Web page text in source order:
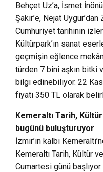
Behçet Uz’a, İsmet
Şakir’e, Nejat
Cumhuriyet tarihinin
Kültürpark’ın sanat
geçmişin eğlence
türden 7 bini aşkın bitki
bilgi edinebiliyor. 22
fiyatı 350 TL olarak
Kemeraltı Tarih,
bugünü buluşturuyor
İzmir’in kalbi
Kemeraltı Tarih, Kültür
Cumartesi günü başlıyor.